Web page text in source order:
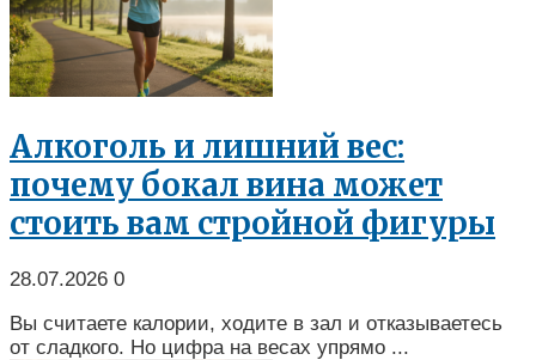
Алкоголь и лишний вес:
почему бокал вина может
стоить вам стройной фигуры
28.07.2026 0
Вы считаете калории, ходите в зал и отказываетесь
от сладкого. Но цифра на весах упрямо ...